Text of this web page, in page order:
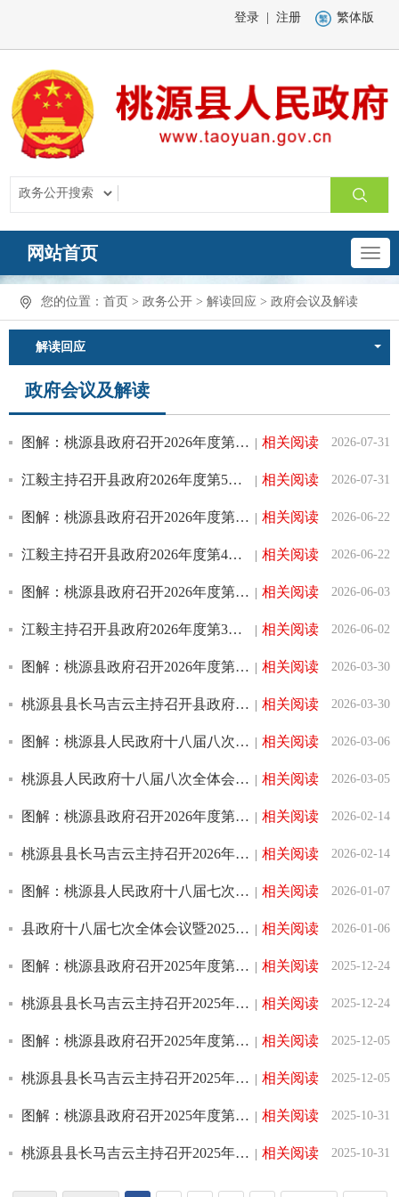
登录 注册 繁体版
网站首页
您的位置： 首页 > 政务公开 > 解读回应 > 政府会议及解读
解读回应
政府会议及解读
相关阅读
图解：桃源县政府召开2026年度第5次常务会议 2026-07-31
相关阅读
江毅主持召开县政府2026年度第5次常务会议 2026-07-31
相关阅读
图解：桃源县政府召开2026年度第4次常务会议 2026-06-22
相关阅读
江毅主持召开县政府2026年度第4次常务会议 2026-06-22
相关阅读
图解：桃源县政府召开2026年度第3次常务会议 2026-06-03
相关阅读
江毅主持召开县政府2026年度第3次常务会议 2026-06-02
相关阅读
图解：桃源县政府召开2026年度第2次常务会议 2026-03-30
相关阅读
桃源县县长马吉云主持召开县政府2026年度第2次常务会议 2026-03-30
相关阅读
图解：桃源县人民政府十八届八次全体会议 2026-03-06
相关阅读
桃源县人民政府十八届八次全体会议召开 2026-03-05
相关阅读
图解：桃源县政府召开2026年度第1次常务会议 2026-02-14
相关阅读
桃源县县长马吉云主持召开2026年度县政府第1次常务会议 2026-02-14
相关阅读
图解：桃源县人民政府十八届七次全体会议暨2025年度第12次常务会议 2026-01-07
相关阅读
县政府十八届七次全体会议暨2025年度第12次常务会议召开 2026-01-06
相关阅读
图解：桃源县政府召开2025年度第11次常务会议 2025-12-24
相关阅读
桃源县县长马吉云主持召开2025年度县政府第11次常务会议 2025-12-24
相关阅读
图解：桃源县政府召开2025年度第10次常务会议 2025-12-05
相关阅读
桃源县县长马吉云主持召开2025年度县政府第10次常务会议 2025-12-05
相关阅读
图解：桃源县政府召开2025年度第9次常务会议 2025-10-31
相关阅读
桃源县县长马吉云主持召开2025年度县政府第9次常务会议 2025-10-31